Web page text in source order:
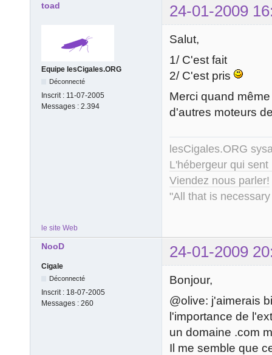
toad 24-01-2009
Equipe lesCigales.ORG
Déconnecté
Inscrit : 11-07-2005
Messages : 2.394
Salut,
1/ C'est fait
2/ C'est pris
Merci quand
d'autres moteurs
lesCigales.ORG
L'hébergeur qui
Viendez nous parler!
"All that is
le site Web
NooD 24-01-2009
Cigale
Déconnecté
Inscrit : 18-07-2005
Messages : 260
Bonjour,
@olive: j'aimerais
l'importance de
un domaine .com
Il me semble que